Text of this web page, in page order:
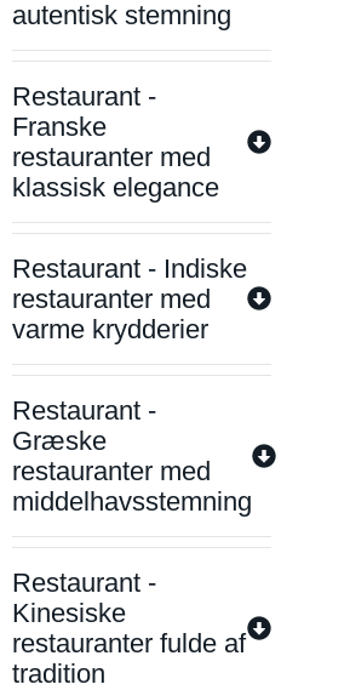
autentisk stemning
Restaurant -
Franske
restauranter med
klassisk elegance
Restaurant - Indiske
restauranter med
varme krydderier
Restaurant -
Græske
restauranter med
middelhavsstemning
Restaurant -
Kinesiske
restauranter fulde af
tradition